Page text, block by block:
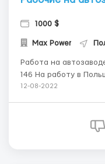
1000 $
Max Power
Работа на
146 На работу в Польшу требуются мужчины, женщины
на завод по
автомобильные
12-08-2022